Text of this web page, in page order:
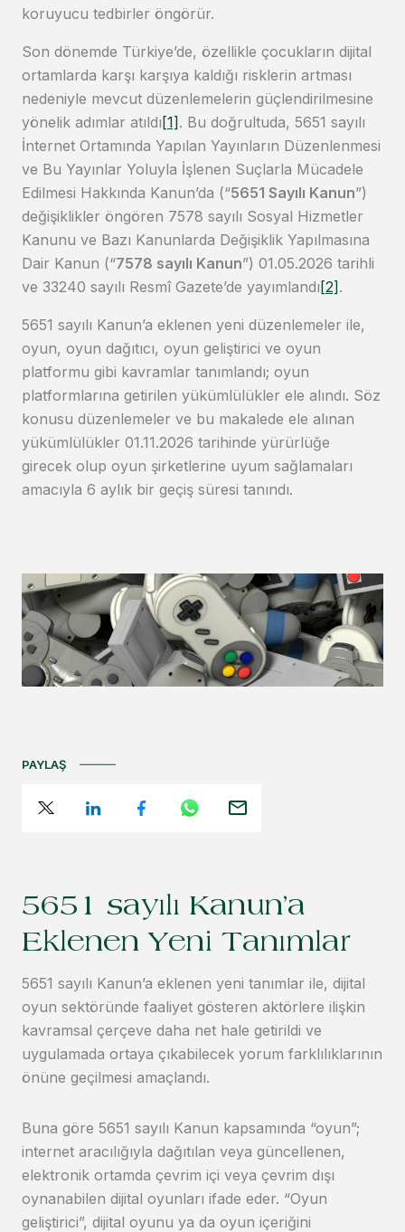
koruyucu tedbirler öngörür.
Son dönemde Türkiye’de, özellikle çocukların dijital
ortamlarda karşı karşıya kaldığı risklerin artması
nedeniyle mevcut düzenlemelerin güçlendirilmesine
yönelik adımlar atıldı [1] . Bu doğrultuda, 5651 sayılı
İnternet Ortamında Yapılan Yayınların Düzenlenmesi
ve Bu Yayınlar Yoluyla İşlenen Suçlarla Mücadele
Edilmesi Hakkında Kanun’da (“5651 Sayılı Kanun”)
değişiklikler öngören 7578 sayılı Sosyal Hizmetler
Kanunu ve Bazı Kanunlarda Değişiklik Yapılmasına
Dair Kanun (“7578 sayılı Kanun”) 01.05.2026 tarihli
ve 33240 sayılı Resmî Gazete’de yayımlandı [2] .
5651 sayılı Kanun’a eklenen yeni düzenlemeler ile,
oyun, oyun dağıtıcı, oyun geliştirici ve oyun
platformu gibi kavramlar tanımlandı; oyun
platformlarına getirilen yükümlülükler ele alındı. Söz
konusu düzenlemeler ve bu makalede ele alınan
yükümlülükler 01.11.2026 tarihinde yürürlüğe
girecek olup oyun şirketlerine uyum sağlamaları
amacıyla 6 aylık bir geçiş süresi tanındı.
5651 sayılı Kanun’a
Eklenen Yeni Tanımlar
5651 sayılı Kanun’a eklenen yeni tanımlar ile, dijital
oyun sektöründe faaliyet gösteren aktörlere ilişkin
kavramsal çerçeve daha net hale getirildi ve
uygulamada ortaya çıkabilecek yorum farklılıklarının
önüne geçilmesi amaçlandı.
Buna göre 5651 sayılı Kanun kapsamında “oyun”;
internet aracılığıyla dağıtılan veya güncellenen,
elektronik ortamda çevrim içi veya çevrim dışı
oynanabilen dijital oyunları ifade eder. “Oyun
geliştirici”, dijital oyunu ya da oyun içeriğini
PAYLAŞ